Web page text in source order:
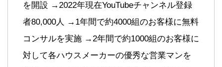
を開設 →2022年現在YouTubeチャンネル登録
者80,000人 →1年間で約4000組のお客様に無料
コンサルを実施 →2年間で約1000組のお客様に
対して各ハウスメーカーの優秀な営業マンを